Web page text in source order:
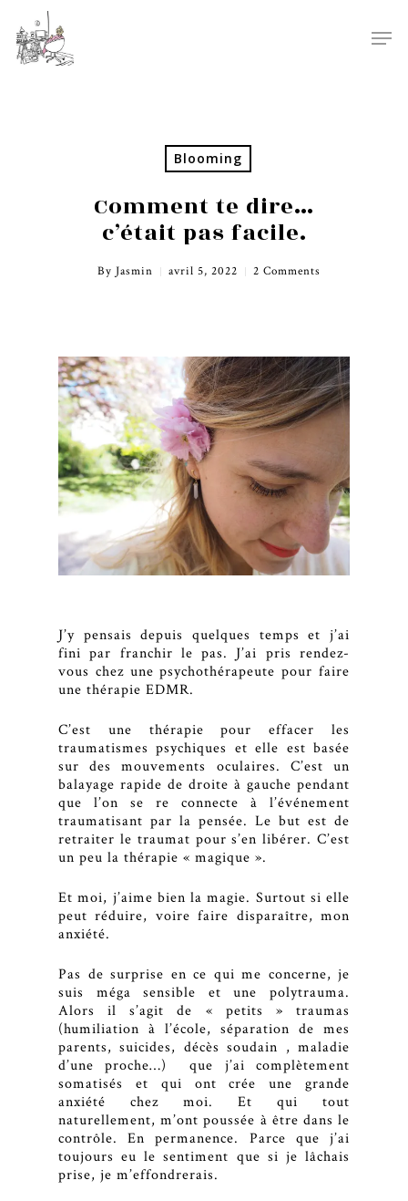
Blooming
Comment te dire…
c’était pas facile.
By Jasmin avril 5, 2022 2 Comments
J’y pensais depuis quelques temps et j’ai
fini par franchir le pas. J’ai pris rendez-
vous chez une psychothérapeute pour faire
une thérapie EDMR.
C’est une thérapie pour effacer les
traumatismes psychiques et elle est basée
sur des mouvements oculaires. C’est un
balayage rapide de droite à gauche pendant
que l’on se re connecte à l’événement
traumatisant par la pensée. Le but est de
retraiter le traumat pour s’en libérer. C’est
un peu la thérapie « magique ».
Et moi, j’aime bien la magie. Surtout si elle
peut réduire, voire faire disparaître, mon
anxiété.
Pas de surprise en ce qui me concerne, je
suis méga sensible et une polytrauma.
Alors il s’agit de « petits » traumas
(humiliation à l’école, séparation de mes
parents, suicides, décès soudain , maladie
d’une proche…) que j’ai complètement
somatisés et qui ont crée une grande
anxiété chez moi. Et qui tout
naturellement, m’ont poussée à être dans le
contrôle. En permanence. Parce que j’ai
toujours eu le sentiment que si je lâchais
prise, je m’effondrerais.